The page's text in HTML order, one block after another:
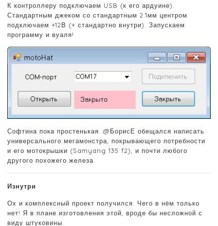
К контроллеру подключаем USB (к его ардуине).
Стандартным джеком со стандартным 2.1мм центром
подключаем +12В (+ стандартно внутри). Запускаем
программу и вуаля!
Софтина пока простенькая. @БорисЕ обещался написать
универсального мегамонстра, покрывающего потребности
и его мотокрышки (Samyang 135 f2), и почти любого
другого похожего железа.
Изнутри
Ох и комплексный проект получился. Чего в нём только
нет! Я в плане изготовления этой, вроде бы несложной с
виду штуковины.